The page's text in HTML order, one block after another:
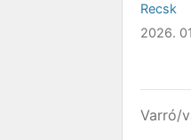
Recsk
2026.
Varró/